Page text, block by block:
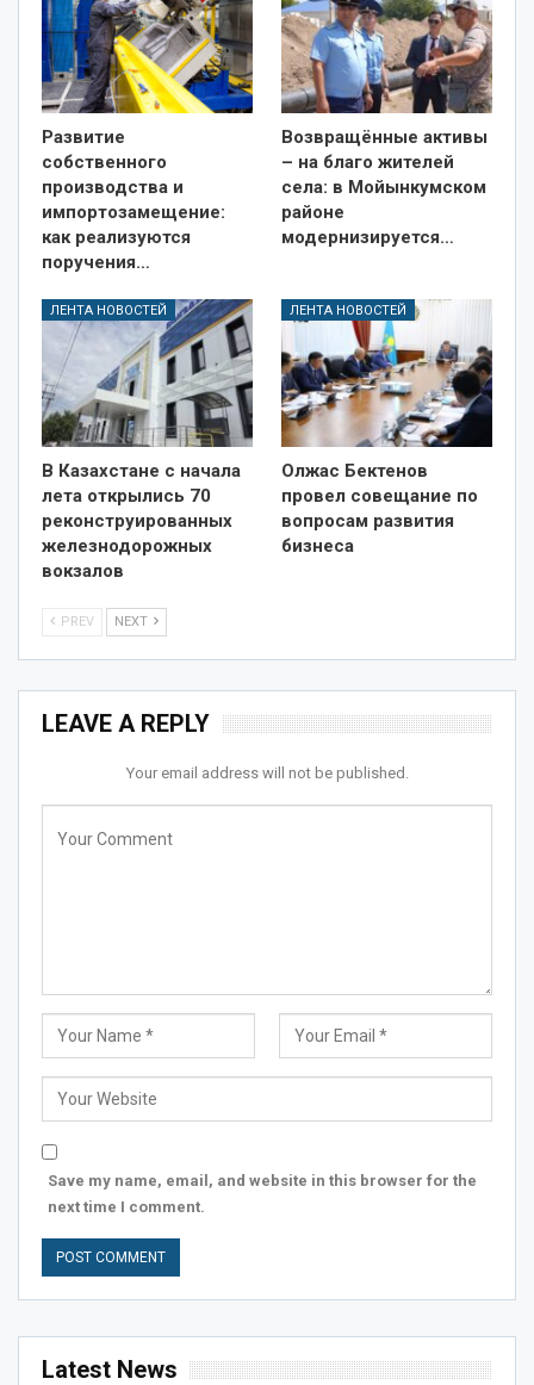
Развитие
собственного
производства и
импортозамещение:
как реализуются
поручения…
Возвращённые активы
– на благо жителей
села: в Мойынкумском
районе
модернизируется…
ЛЕНТА НОВОСТЕЙ
В Казахстане с начала
лета открылись 70
реконструированных
железнодорожных
вокзалов
ЛЕНТА НОВОСТЕЙ
Олжас Бектенов
провел совещание по
вопросам развития
бизнеса
PREV NEXT
LEAVE A REPLY
Your email address will not be published.
Save my name, email, and website in this browser for the
next time I comment.
Latest News